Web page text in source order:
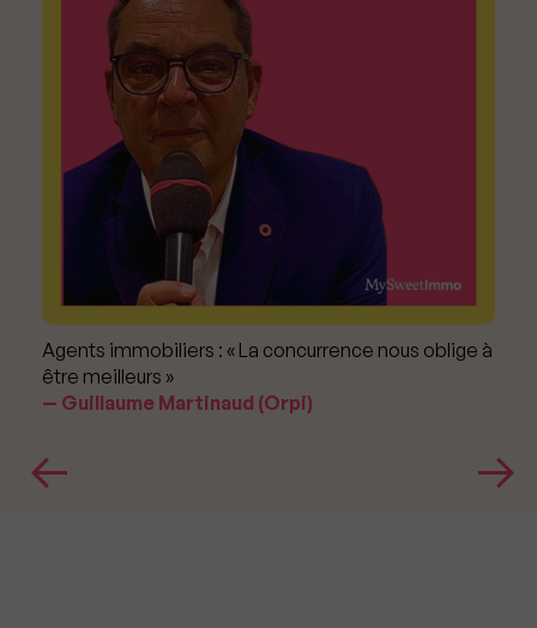
Agents immobiliers : « La concurrence nous oblige à
être meilleurs »
Guillaume Martinaud (Orpi)